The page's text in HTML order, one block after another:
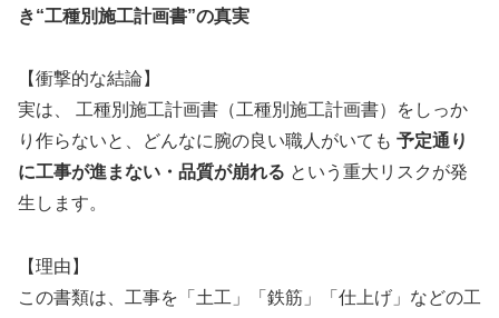
き“工種別施工計画書”の真実
【衝撃的な結論】
実は、 工種別施工計画書（工種別施工計画書）をしっか
り作らないと、どんなに腕の良い職人がいても 予定通り
に工事が進まない・品質が崩れる という重大リスクが発
生します。
【理由】
この書類は、工事を「土工」「鉄筋」「仕上げ」などの工